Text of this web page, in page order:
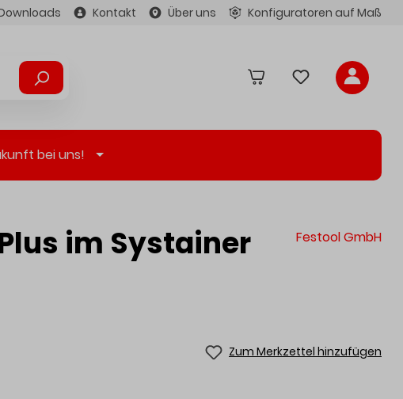
Kontakt Über uns Konfiguratoren auf Maß
bei uns!
im Systainer Festool GmbH
Zum Merkzettel hinzufügen